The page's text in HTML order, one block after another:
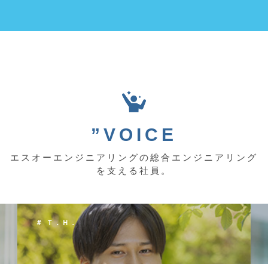
”VOICE
エスオーエンジニアリングの総合エンジニアリング
を支える社員。
＃ Ｔ．Ｈ．